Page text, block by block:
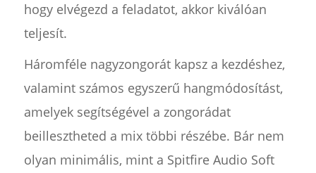
hogy elvégezd a feladatot, akkor kiválóan
teljesít.
Háromféle nagyzongorát kapsz a kezdéshez,
valamint számos egyszerű hangmódosítást,
amelyek segítségével a zongorádat
beillesztheted a mix többi részébe. Bár nem
olyan minimális, mint a Spitfire Audio Soft